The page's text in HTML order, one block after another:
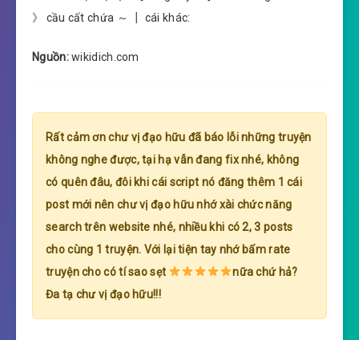
》 cầu cất chứa ～ ┃ cái khác:
Nguồn:wikidich.com
Rất cảm ơn chư vị đạo hữu đã báo lỗi những truyện
không nghe được, tại hạ vẫn đang fix nhé, không
có quên đâu, đôi khi cái script nó đăng thêm 1 cái
post mới nên chư vị đạo hữu nhớ xài chức năng
search trên website nhé, nhiều khi có 2, 3 posts
cho cùng 1 truyện. Với lại tiện tay nhớ bấm rate
truyện cho có tí sao sẹt
nữa chứ hả?
Đa tạ chư vị đạo hữu!!!